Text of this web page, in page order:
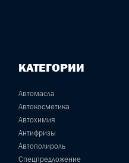
КАТЕГОРИИ
Автомасла
Автокосметика
Автохимия
Антифризы
Автополироль
Спецпредложение